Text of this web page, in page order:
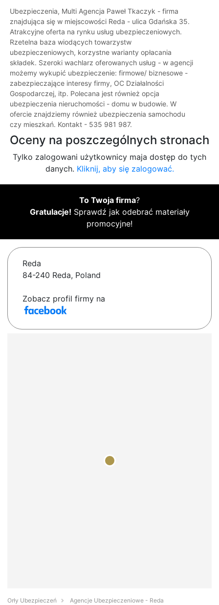
Ubezpieczenia, Multi Agencja Paweł Tkaczyk - firma
znajdująca się w miejscowości Reda - ulica Gdańska 35.
Atrakcyjne oferta na rynku usług ubezpieczeniowych.
Rzetelna baza wiodących towarzystw
ubezpieczeniowych, korzystne warianty opłacania
składek. Szeroki wachlarz oferowanych usług - w agencji
możemy wykupić ubezpieczenie: firmowe/ biznesowe -
zabezpieczające interesy firmy, OC Działalności
Gospodarczej, itp. Polecana jest również opcja
ubezpieczenia nieruchomości - domu w budowie. W
ofercie znajdziemy również ubezpieczenia samochodu
czy mieszkań. Kontakt - 535 981 987.
Oceny na poszczególnych stronach
Tylko zalogowani użytkownicy maja dostęp do tych
danych. Kliknij, aby się zalogować.
To Twoja firma?
Gratulacje! Sprawdź jak odebrać materiały
promocyjne!
Reda
84-240 Reda, Poland
Zobacz profil firmy na
Orły Ubezpieczeń
Agencje Ubezpieczeniowe - Reda